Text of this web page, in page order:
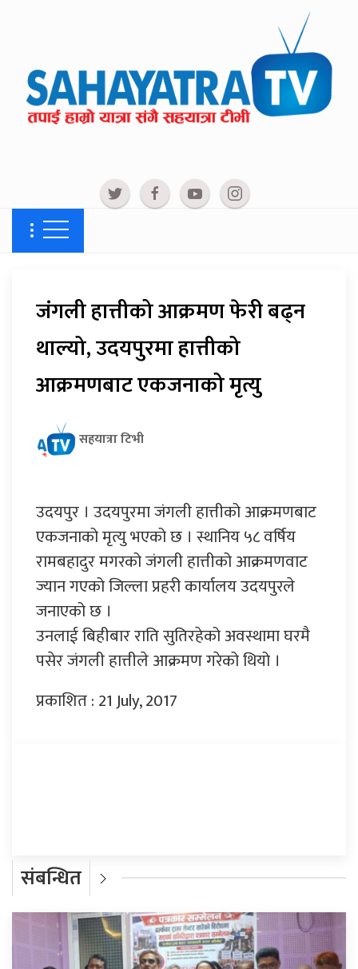
जंगली हात्तीको आक्रमण फेरी बढ्न
थाल्यो, उदयपुरमा हात्तीको
आक्रमणबाट एकजनाको मृत्यु
सहयात्रा टिभी
उदयपुर । उदयपुरमा जंगली हात्तीको आक्रमणबाट
एकजनाको मृत्यु भएको छ । स्थानिय ५८ वर्षिय
रामबहादुर मगरको जंगली हात्तीको आक्रमणवाट
ज्यान गएको जिल्ला प्रहरी कार्यालय उदयपुरले
जनाएको छ ।
उनलाई बिहीबार राति सुतिरहेको अवस्थामा घरमै
पसेर जंगली हात्तीले आक्रमण गरेको थियो ।
प्रकाशित : 21 July, 2017
संबन्धित